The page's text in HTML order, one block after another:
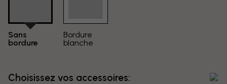
Sans
bordure
Bordure
blanche
Choisissez vos accessoires: